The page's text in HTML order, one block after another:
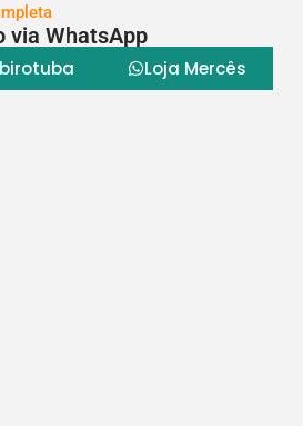
via WhatsApp
Loja Mercês